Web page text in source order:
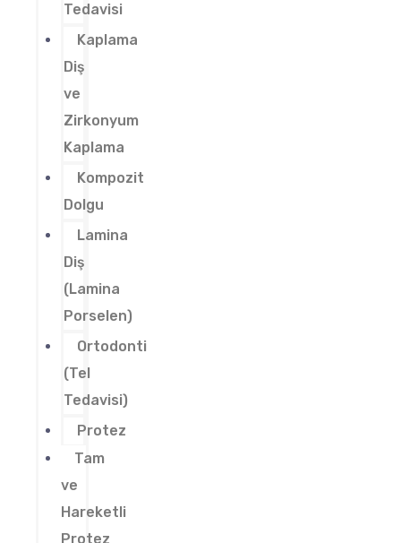
Tedavisi
Kaplama
Diş
ve
Zirkonyum
Kaplama
Kompozit
Dolgu
Lamina
Diş
(Lamina
Porselen)
Ortodonti
(Tel
Tedavisi)
Protez
Tam
ve
Hareketli
Protez